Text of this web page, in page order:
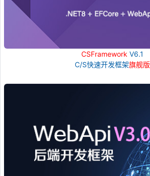
CSFramework V6.1
C/S快速开发框架旗舰版